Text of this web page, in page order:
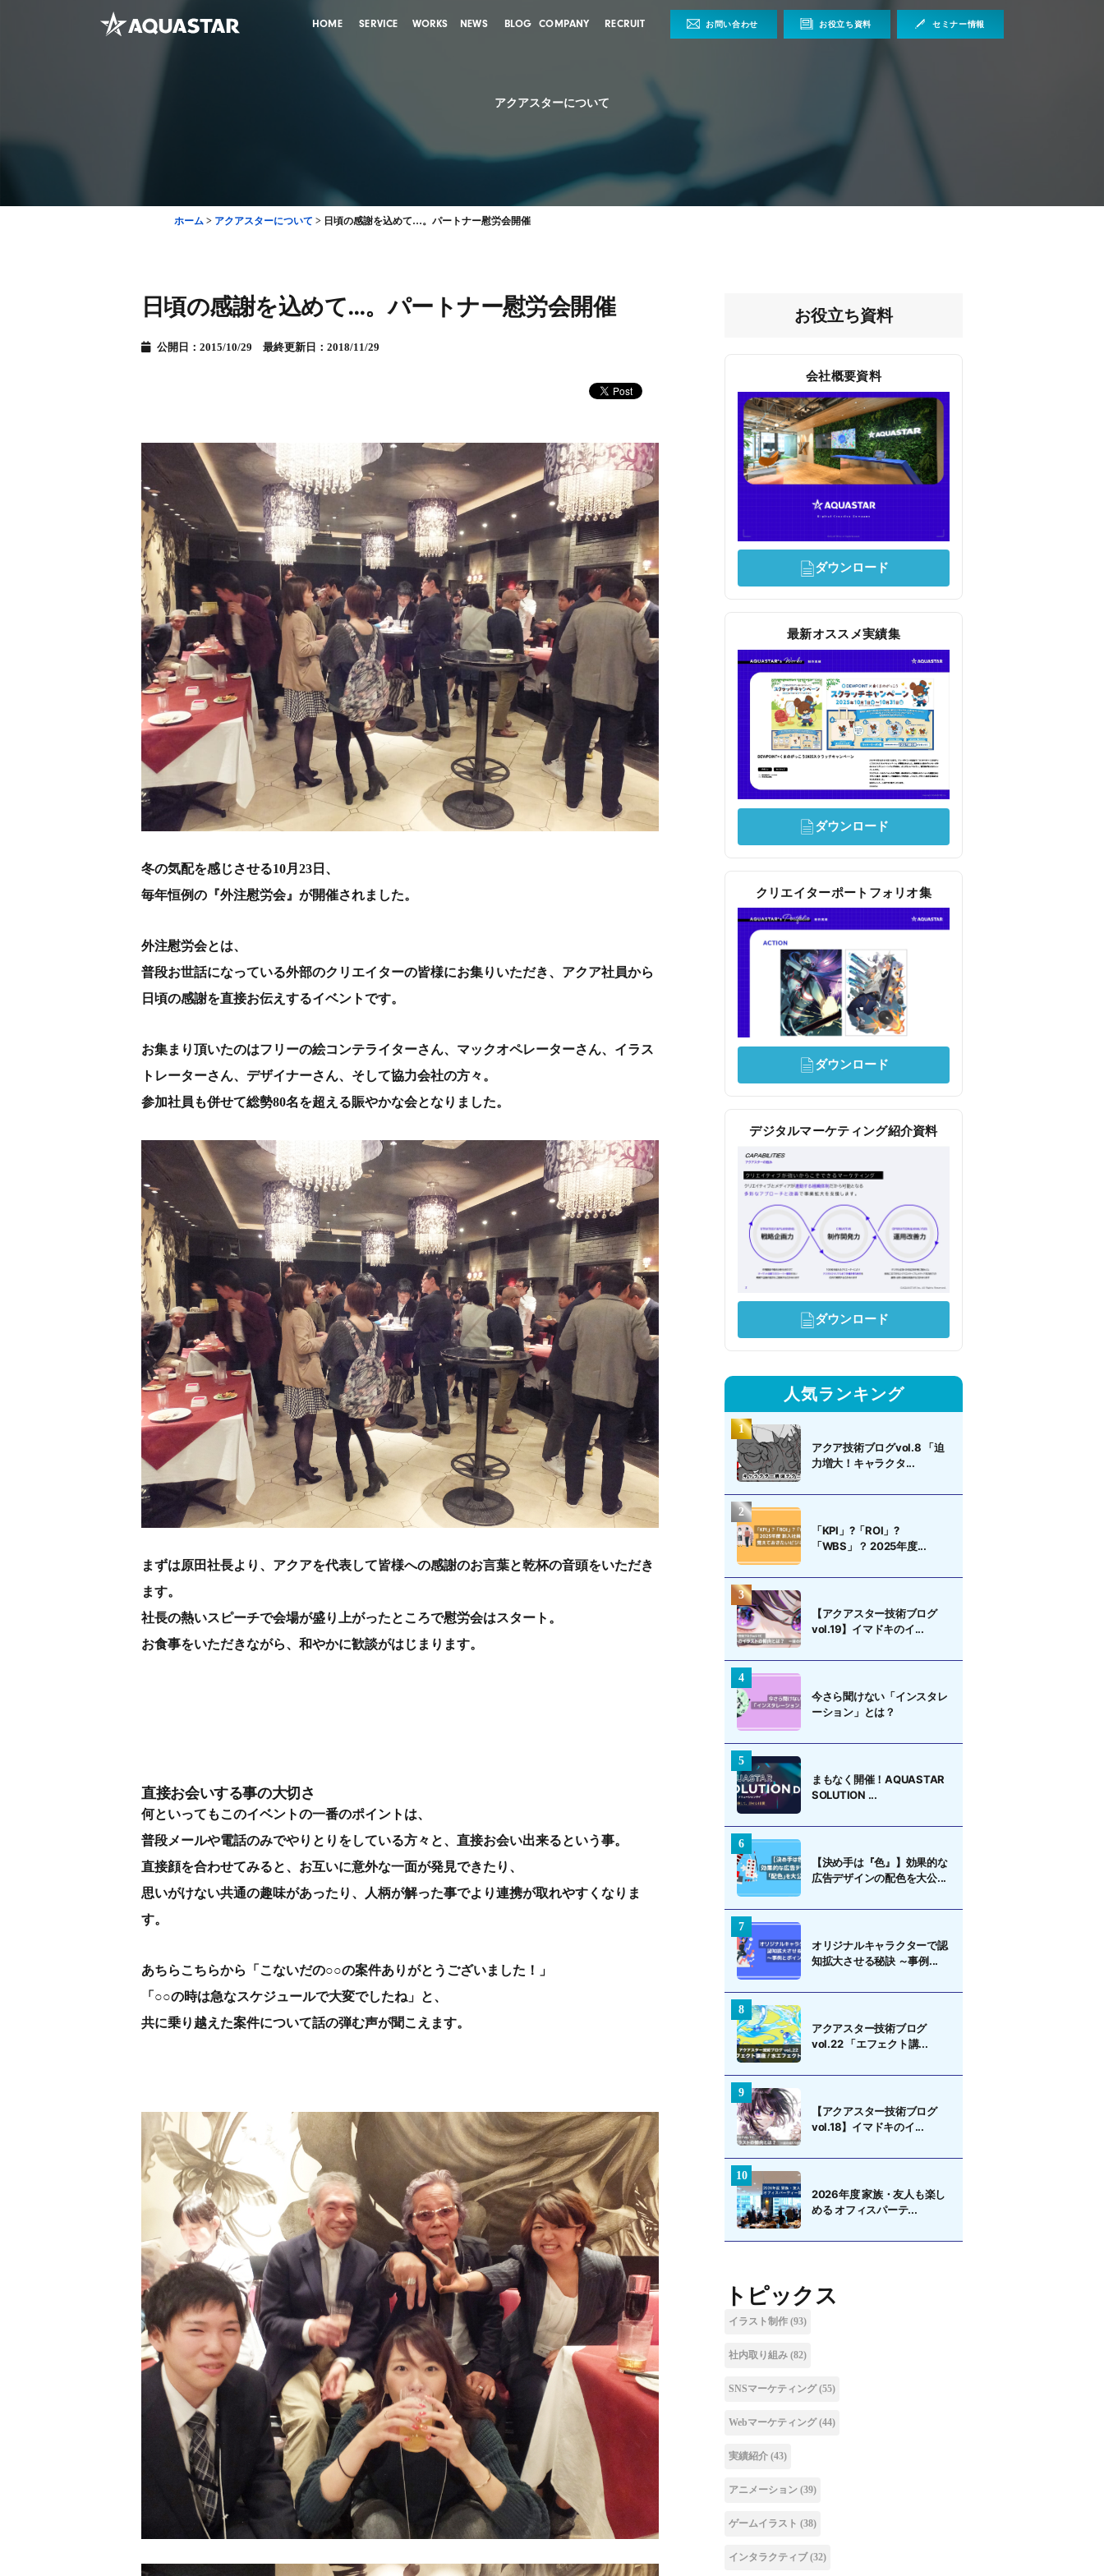
HOME SERVICE WORKS NEWS BLOG COMPANY RECRUIT お問い合わせ お役立ち資料 セミナー情報
アクアスターについて
ホーム > アクアスターについて > 日頃の感謝を込めて…。パートナー慰労会開催
日頃の感謝を込めて…。パートナー慰労会開催
公開日：2015/10/29 最終更新日：2018/11/29
冬の気配を感じさせる10月23日、
毎年恒例の『外注慰労会』が開催されました。
外注慰労会とは、
普段お世話になっている外部のクリエイターの皆様にお集りいただき、アクア社員から
日頃の感謝を直接お伝えするイベントです。
お集まり頂いたのはフリーの絵コンテライターさん、マックオペレーターさん、イラス
トレーターさん、デザイナーさん、そして協力会社の方々。
参加社員も併せて総勢80名を超える賑やかな会となりました。
まずは原田社長より、アクアを代表して皆様への感謝のお言葉と乾杯の音頭をいただき
ます。
社長の熱いスピーチで会場が盛り上がったところで慰労会はスタート。
お食事をいただきながら、和やかに歓談がはじまります。
直接お会いする事の大切さ
何といってもこのイベントの一番のポイントは、
普段メールや電話のみでやりとりをしている方々と、直接お会い出来るという事。
直接顔を合わせてみると、お互いに意外な一面が発見できたり、
思いがけない共通の趣味があったり、人柄が解った事でより連携が取れやすくなりま
す。
あちらこちらから「こないだの○○の案件ありがとうございました！」
「○○の時は急なスケジュールで大変でしたね」と、
共に乗り越えた案件について話の弾む声が聞こえます。
お役立ち資料
会社概要資料
ダウンロード
最新オススメ実績集
ダウンロード
クリエイターポートフォリオ集
ダウンロード
デジタルマーケティング紹介資料
ダウンロード
人気ランキング
アクア技術ブログvol.8 「迫
力増大！キャラクタ...
「KPI」?「ROI」?
「WBS」？ 2025年度...
【アクアスター技術ブログ
vol.19】イマドキのイ...
今さら聞けない「インスタレ
ーション」とは？
まもなく開催！AQUASTAR
SOLUTION ...
【決め手は『色』】効果的な
広告デザインの配色を大公...
オリジナルキャラクターで認
知拡大させる秘訣 ～事例...
アクアスター技術ブログ
vol.22 「エフェクト講...
【アクアスター技術ブログ
vol.18】イマドキのイ...
2026年度 家族・友人も楽し
める オフィスパーテ...
トピックス
イラスト制作 (93)
社内取り組み (82)
SNSマーケティング(55)
Webマーケティング(44)
実績紹介 (43)
アニメーション (39)
ゲームイラスト (38)
インタラクティブ (32)